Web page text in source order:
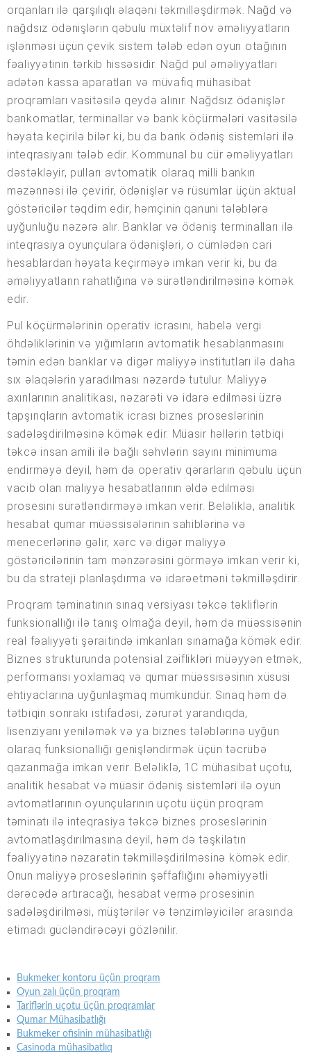
orqanları ilə qarşılıqlı əlaqəni təkmilləşdirmək. Nağd və
nağdsız ödənişlərin qəbulu müxtəlif növ əməliyyatların
işlənməsi üçün çevik sistem tələb edən oyun otağının
fəaliyyətinin tərkib hissəsidir. Nağd pul əməliyyatları
adətən kassa aparatları və müvafiq mühasibat
proqramları vasitəsilə qeydə alınır. Nağdsız ödənişlər
bankomatlar, terminallar və bank köçürmələri vasitəsilə
həyata keçirilə bilər ki, bu da bank ödəniş sistemləri ilə
inteqrasiyanı tələb edir. Kommunal bu cür əməliyyatları
dəstəkləyir, pulları avtomatik olaraq milli bankın
məzənnəsi ilə çevirir, ödənişlər və rüsumlar üçün aktual
göstəricilər təqdim edir, həmçinin qanuni tələblərə
uyğunluğu nəzərə alır. Banklar və ödəniş terminalları ilə
inteqrasiya oyunçulara ödənişləri, o cümlədən cari
hesablardan həyata keçirməyə imkan verir ki, bu da
əməliyyatların rahatlığına və sürətləndirilməsinə kömək
edir.
Pul köçürmələrinin operativ icrasını, habelə vergi
öhdəliklərinin və yığımların avtomatik hesablanmasını
təmin edən banklar və digər maliyyə institutları ilə daha
sıx əlaqələrin yaradılması nəzərdə tutulur. Maliyyə
axınlarının analitikası, nəzarəti və idarə edilməsi üzrə
tapşırıqların avtomatik icrası biznes proseslərinin
sadələşdirilməsinə kömək edir. Müasir həllərin tətbiqi
təkcə insan amili ilə bağlı səhvlərin sayını minimuma
endirməyə deyil, həm də operativ qərarların qəbulu üçün
vacib olan maliyyə hesabatlarının əldə edilməsi
prosesini sürətləndirməyə imkan verir. Beləliklə, analitik
hesabat qumar müəssisələrinin sahiblərinə və
menecerlərinə gəlir, xərc və digər maliyyə
göstəricilərinin tam mənzərəsini görməyə imkan verir ki,
bu da strateji planlaşdırma və idarəetməni təkmilləşdirir.
Proqram təminatının sınaq versiyası təkcə təkliflərin
funksionallığı ilə tanış olmağa deyil, həm də müəssisənin
real fəaliyyəti şəraitində imkanları sınamağa kömək edir.
Biznes strukturunda potensial zəiflikləri müəyyən etmək,
performansı yoxlamaq və qumar müəssisəsinin xüsusi
ehtiyaclarına uyğunlaşmaq mümkündür. Sınaq həm də
tətbiqin sonrakı istifadəsi, zərurət yarandıqda,
lisenziyanı yeniləmək və ya biznes tələblərinə uyğun
olaraq funksionallığı genişləndirmək üçün təcrübə
qazanmağa imkan verir. Beləliklə, 1C mühasibat uçotu,
analitik hesabat və müasir ödəniş sistemləri ilə oyun
avtomatlarının oyunçularının uçotu üçün proqram
təminatı ilə inteqrasiya təkcə biznes proseslərinin
avtomatlaşdırılmasına deyil, həm də təşkilatın
fəaliyyətinə nəzarətin təkmilləşdirilməsinə kömək edir.
Onun maliyyə proseslərinin şəffaflığını əhəmiyyətli
dərəcədə artıracağı, hesabat vermə prosesinin
sadələşdirilməsi, müştərilər və tənzimləyicilər arasında
etimadı gücləndirəcəyi gözlənilir.
Bukmeker kontoru üçün proqram
Oyun zalı üçün proqram
Tariflərin uçotu üçün proqramlar
Qumar Mühasibatlığı
Bukmeker ofisinin mühasibatlığı
Casinoda mühasibatlıq